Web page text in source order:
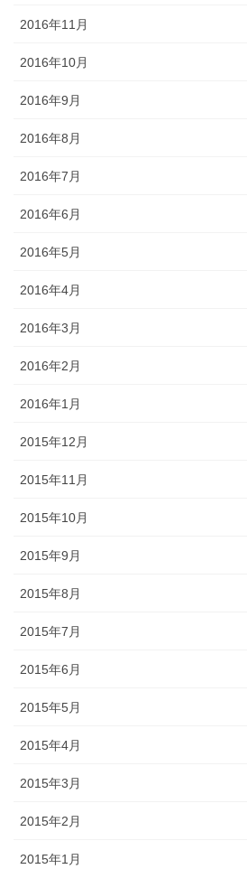
2016年11月
2016年10月
2016年9月
2016年8月
2016年7月
2016年6月
2016年5月
2016年4月
2016年3月
2016年2月
2016年1月
2015年12月
2015年11月
2015年10月
2015年9月
2015年8月
2015年7月
2015年6月
2015年5月
2015年4月
2015年3月
2015年2月
2015年1月